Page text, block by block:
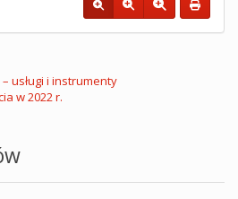
usługi i instrumenty
w 2022 r.